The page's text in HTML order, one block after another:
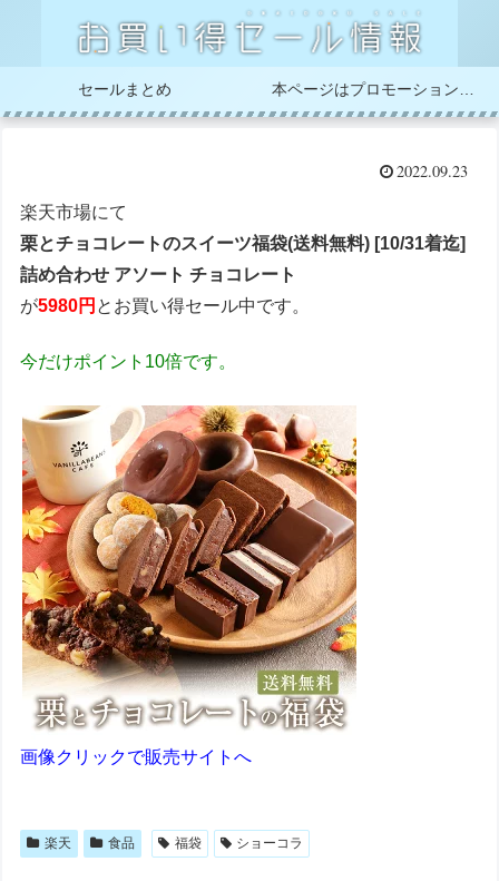
セールまとめ
2022.09.23
楽天市場にて
栗とチョコレートのスイーツ福袋(送料無料) [10/31着迄]
詰め合わせ アソート チョコレート
が5980円 とお買い得セール中です。
今だけポイント10倍です。
画像クリックで販売サイトへ
楽天 食品 福袋 ショーコラ